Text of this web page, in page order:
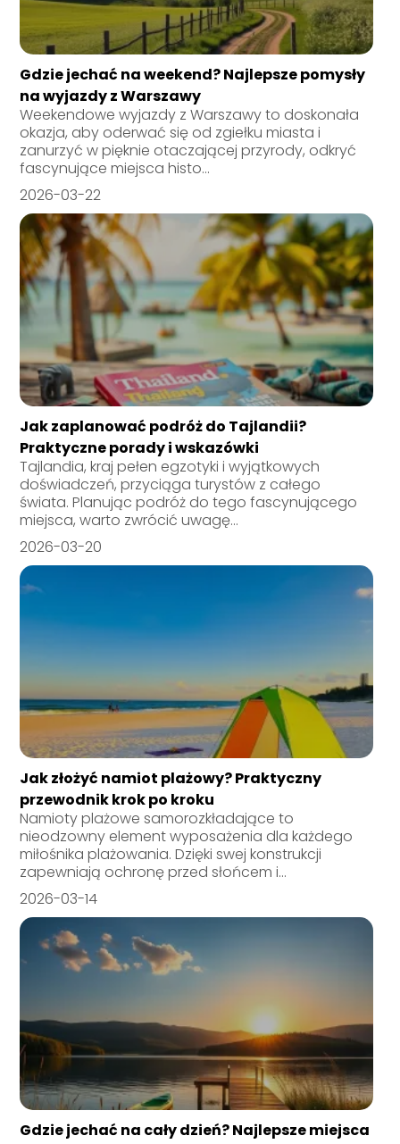
Gdzie jechać na weekend? Najlepsze pomysły
na wyjazdy z Warszawy
Weekendowe wyjazdy z Warszawy to doskonała
okazja, aby oderwać się od zgiełku miasta i
zanurzyć w pięknie otaczającej przyrody, odkryć
fascynujące miejsca histo...
2026-03-22
Jak zaplanować podróż do Tajlandii?
Praktyczne porady i wskazówki
Tajlandia, kraj pełen egzotyki i wyjątkowych
doświadczeń, przyciąga turystów z całego
świata. Planując podróż do tego fascynującego
miejsca, warto zwrócić uwagę...
2026-03-20
Jak złożyć namiot plażowy? Praktyczny
przewodnik krok po kroku
Namioty plażowe samorozkładające to
nieodzowny element wyposażenia dla każdego
miłośnika plażowania. Dzięki swej konstrukcji
zapewniają ochronę przed słońcem i...
2026-03-14
Gdzie jechać na cały dzień? Najlepsze miejsca